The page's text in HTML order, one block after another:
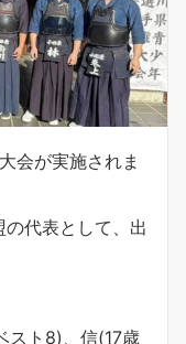
会が実施されま
代表として、出
ト8)、信(17歳